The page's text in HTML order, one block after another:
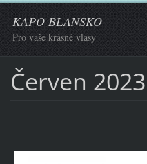
KAPO BLANSKO
Pro vaše krásné vlasy
Červen 2023